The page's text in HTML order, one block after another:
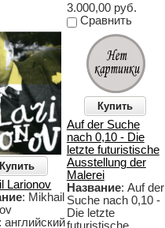
3.000,00 руб.
Сравнить
Купить
Larionov
: Mikhail
: английский
Купить
Auf der Suche
nach 0,10 - Die
letzte futuristische
Ausstellung der
Malerei
Название: Auf der
Suche nach 0,10 -
Die letzte